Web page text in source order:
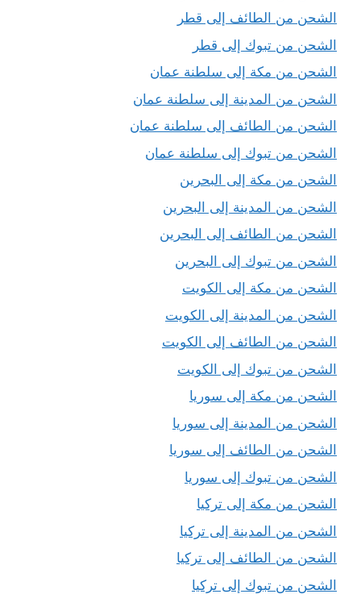
الشحن من الطائف إلى قطر
الشحن من تبوك إلى قطر
الشحن من مكة إلى سلطنة عمان
الشحن من المدينة إلى سلطنة عمان
الشحن من الطائف إلى سلطنة عمان
الشحن من تبوك إلى سلطنة عمان
الشحن من مكة إلى البحرين
الشحن من المدينة إلى البحرين
الشحن من الطائف إلى البحرين
الشحن من تبوك إلى البحرين
الشحن من مكة إلى الكويت
الشحن من المدينة إلى الكويت
الشحن من الطائف إلى الكويت
الشحن من تبوك إلى الكويت
الشحن من مكة إلى سوريا
الشحن من المدينة إلى سوريا
الشحن من الطائف إلى سوريا
الشحن من تبوك إلى سوريا
الشحن من مكة إلى تركيا
الشحن من المدينة إلى تركيا
الشحن من الطائف إلى تركيا
الشحن من تبوك إلى تركيا